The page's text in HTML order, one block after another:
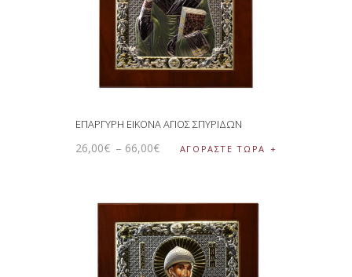
ΕΠΑΡΓΥΡΗ ΕΙΚΟΝΑ ΑΓΙΟΣ ΣΠΥΡΙΔΩΝ
26,00€ – 66,00€ ΑΓΟΡΑΣΤΕ ΤΩΡΑ